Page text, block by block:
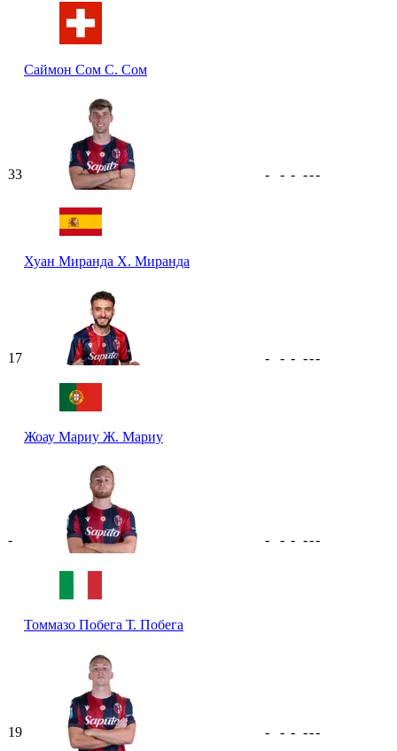
Саймон Сом С. Сом
33
Хуан Миранда Х. Миранда
- - - ---
17
Жоау Мариу Ж. Мариу
- - - ---
-
Томмазо Побега Т. Побега
- - - ---
19 - - - ---